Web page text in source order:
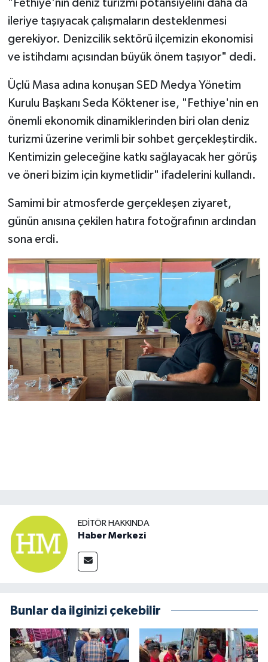
"Fethiye'nin deniz turizmi potansiyelini daha da
ileriye taşıyacak çalışmaların desteklenmesi
gerekiyor. Denizcilik sektörü ilçemizin ekonomisi
ve istihdamı açısından büyük önem taşıyor" dedi.
Üçlü Masa adına konuşan SED Medya Yönetim
Kurulu Başkanı Seda Köktener ise, "Fethiye'nin en
önemli ekonomik dinamiklerinden biri olan deniz
turizmi üzerine verimli bir sohbet gerçekleştirdik.
Kentimizin geleceğine katkı sağlayacak her görüş
ve öneri bizim için kıymetlidir" ifadelerini kullandı.
Samimi bir atmosferde gerçekleşen ziyaret,
günün anısına çekilen hatıra fotoğrafının ardından
sona erdi.
EDITÖR HAKKINDA
Haber Merkezi
Bunlar da ilginizi çekebilir